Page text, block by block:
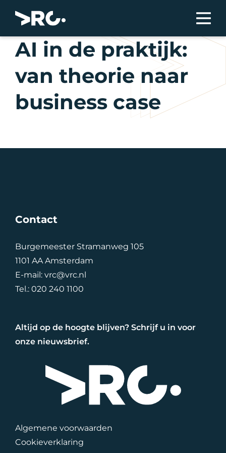
AI in de praktijk:
van theorie naar
business case
Contact
Burgemeester Stramanweg 105
1101 AA Amsterdam
E-mail:vrc@vrc.nl
Tel.:020 240 1100
Altijd op de hoogte blijven? Schrijf u in voor
onze nieuwsbrief.
Algemene voorwaarden
Cookieverklaring